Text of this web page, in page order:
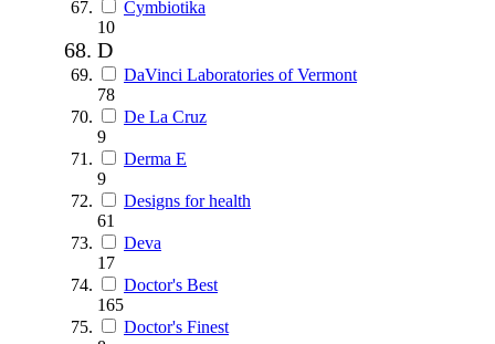
Cymbiotika
10
D
DaVinci Laboratories of Vermont
78
De La Cruz
9
Derma E
9
Designs for health
61
Deva
17
Doctor's Best
165
Doctor's Finest